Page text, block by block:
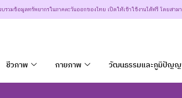
วมข้อมูลทรัพยากรในภาคตะวันออกของไทย เปิดให้เข้าใช้งานได้ฟรี โดยสาม
ชีวภาพ กายภาพ วัฒนธรรมและภูมิปัญญ